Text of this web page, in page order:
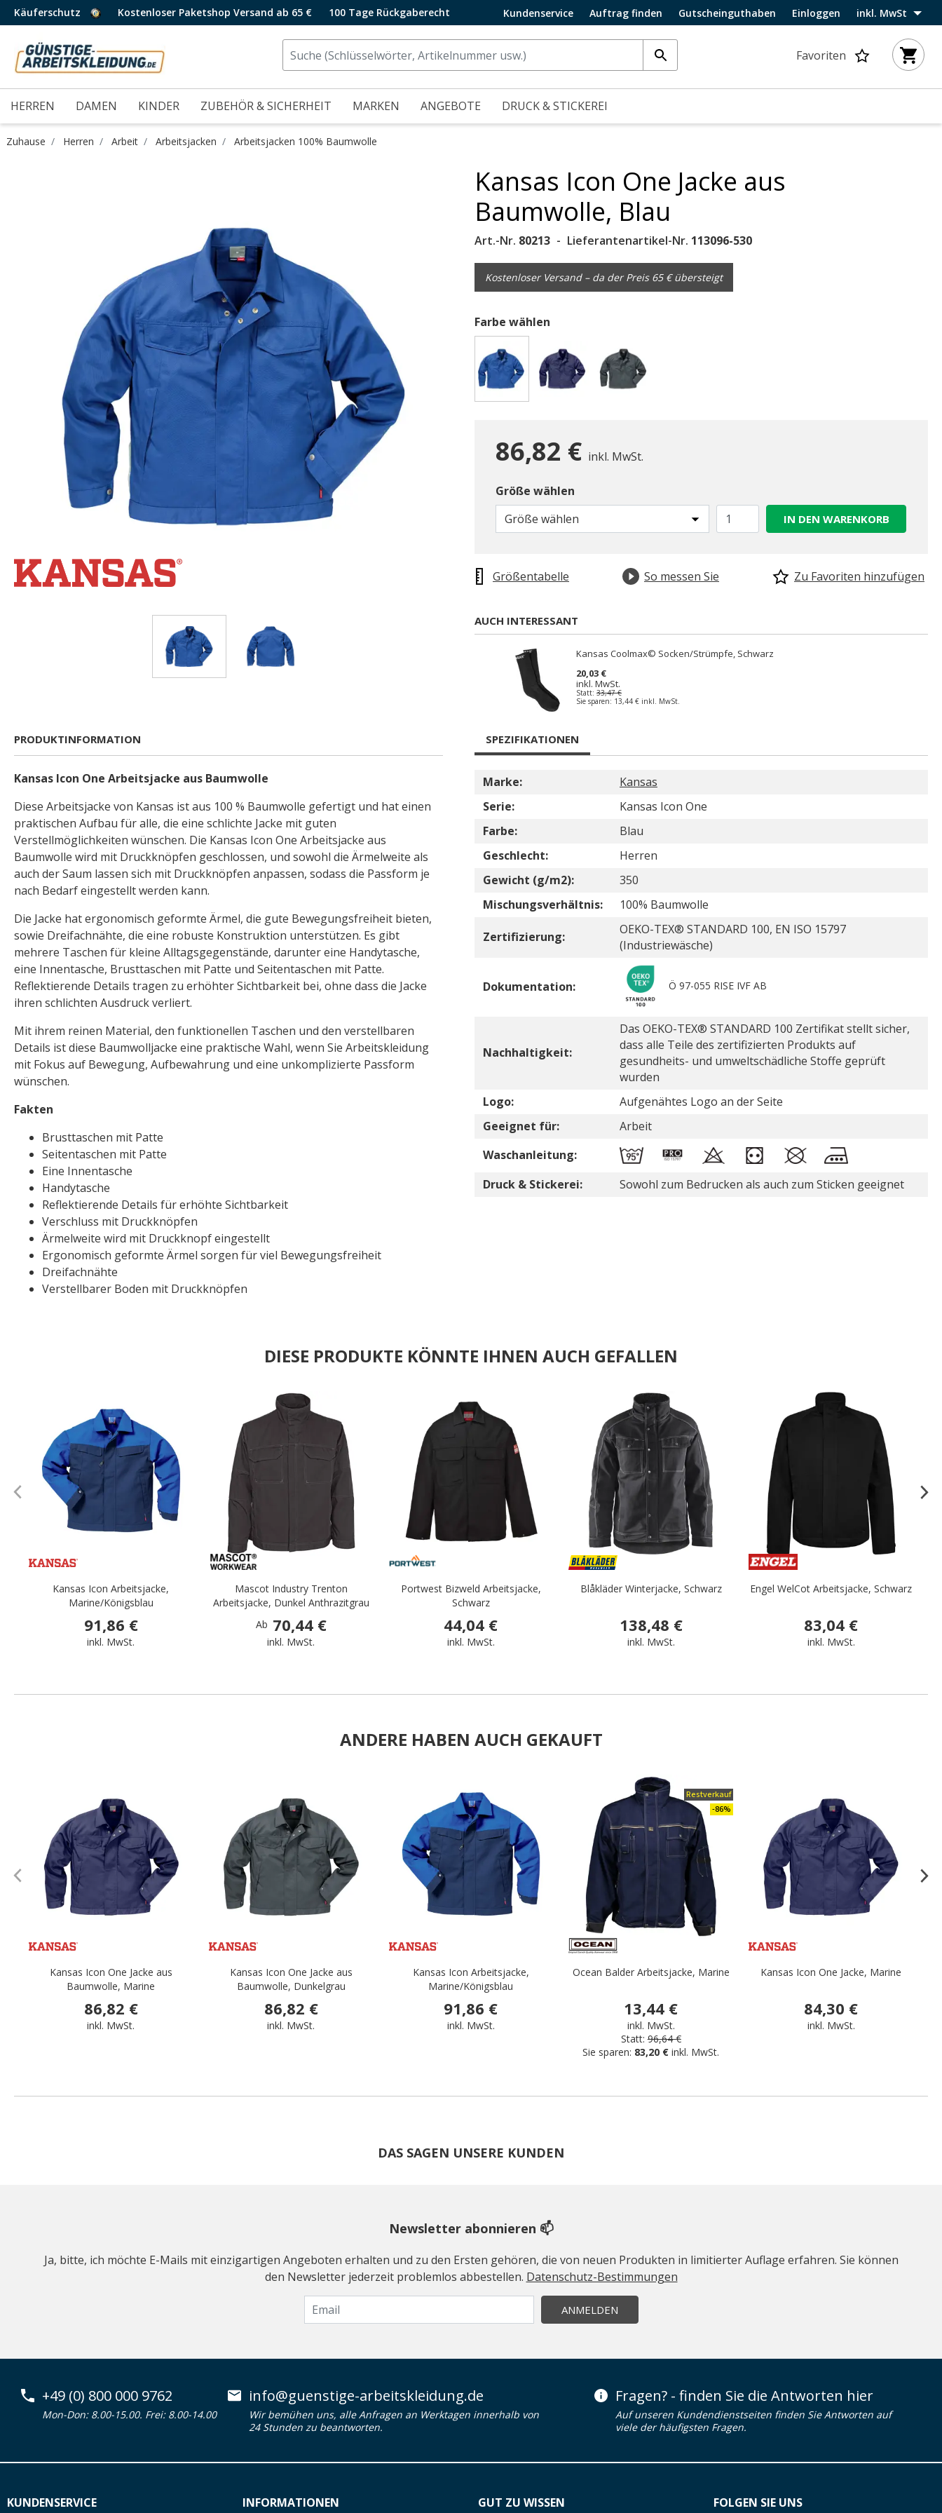
Käuferschutz Kostenloser Paketshop Versand ab 65 € 100 Tage Rückgaberecht Kundenservice Auftrag finden Gutscheinguthaben Einloggen inkl. MwSt
Favoriten
HERREN DAMEN KINDER ZUBEHÖR & SICHERHEIT MARKEN ANGEBOTE DRUCK & STICKEREI
Zuhause Herren Arbeit Arbeitsjacken Arbeitsjacken 100% Baumwolle
Kansas Icon One Jacke aus
Baumwolle, Blau
Art.-Nr. 80213 Lieferantenartikel-Nr. 113096-530
Kostenloser Versand – da der Preis 65 € übersteigt
Farbe wählen
86,82 € inkl. MwSt.
Größe wählen
Größe wählen
IN DEN WARENKORB
Größentabelle So messen Sie Zu Favoriten hinzufügen
AUCH INTERESSANT
Kansas Coolmax© Socken/Strümpfe, Schwarz
20,03 €
inkl. MwSt.
Statt: 33,47 €
Sie sparen: 13,44 € inkl. MwSt.
PRODUKTINFORMATION
Kansas Icon One Arbeitsjacke aus Baumwolle
Diese Arbeitsjacke von Kansas ist aus 100 % Baumwolle gefertigt und hat einen
praktischen Aufbau für alle, die eine schlichte Jacke mit guten
Verstellmöglichkeiten wünschen. Die Kansas Icon One Arbeitsjacke aus
Baumwolle wird mit Druckknöpfen geschlossen, und sowohl die Ärmelweite als
auch der Saum lassen sich mit Druckknöpfen anpassen, sodass die Passform je
nach Bedarf eingestellt werden kann.
Die Jacke hat ergonomisch geformte Ärmel, die gute Bewegungsfreiheit bieten,
sowie Dreifachnähte, die eine robuste Konstruktion unterstützen. Es gibt
mehrere Taschen für kleine Alltagsgegenstände, darunter eine Handytasche,
eine Innentasche, Brusttaschen mit Patte und Seitentaschen mit Patte.
Reflektierende Details tragen zu erhöhter Sichtbarkeit bei, ohne dass die Jacke
ihren schlichten Ausdruck verliert.
Mit ihrem reinen Material, den funktionellen Taschen und den verstellbaren
Details ist diese Baumwolljacke eine praktische Wahl, wenn Sie Arbeitskleidung
mit Fokus auf Bewegung, Aufbewahrung und eine unkomplizierte Passform
wünschen.
Fakten
Brusttaschen mit Patte
Seitentaschen mit Patte
Eine Innentasche
Handytasche
Reflektierende Details für erhöhte Sichtbarkeit
Verschluss mit Druckknöpfen
Ärmelweite wird mit Druckknopf eingestellt
Ergonomisch geformte Ärmel sorgen für viel Bewegungsfreiheit
Dreifachnähte
Verstellbarer Boden mit Druckknöpfen
SPEZIFIKATIONEN
Marke:
Kansas
Serie:
Kansas Icon One
Farbe:
Blau
Geschlecht:
Herren
Gewicht (g/m2):
350
Mischungsverhältnis:
100% Baumwolle
Zertifizierung:
OEKO-TEX® STANDARD 100, EN ISO 15797
(Industriewäsche)
Dokumentation: Ö 97-055 RISE IVF AB
Nachhaltigkeit:
Das OEKO-TEX® STANDARD 100 Zertifikat stellt sicher,
dass alle Teile des zertifizierten Produkts auf
gesundheits- und umweltschädliche Stoffe geprüft
wurden
Logo:
Aufgenähtes Logo an der Seite
Geeignet für:
Arbeit
Waschanleitung:
Druck & Stickerei:
Sowohl zum Bedrucken als auch zum Sticken geeignet
DIESE PRODUKTE KÖNNTE IHNEN AUCH GEFALLEN
Kansas Icon Arbeitsjacke,
Marine/Königsblau
91,86 €
inkl. MwSt.
Mascot Industry Trenton
Arbeitsjacke, Dunkel Anthrazitgrau
Ab 70,44 €
inkl. MwSt.
Portwest Bizweld Arbeitsjacke,
Schwarz
44,04 €
inkl. MwSt.
Blåkläder Winterjacke, Schwarz
138,48 €
inkl. MwSt.
Engel WelCot Arbeitsjacke, Schwarz
83,04 €
inkl. MwSt.
ANDERE HABEN AUCH GEKAUFT
Kansas Icon One Jacke aus
Baumwolle, Marine
86,82 €
inkl. MwSt.
Kansas Icon One Jacke aus
Baumwolle, Dunkelgrau
86,82 €
inkl. MwSt.
Kansas Icon Arbeitsjacke,
Marine/Königsblau
91,86 €
inkl. MwSt.
Restverkauf
-86%
Ocean Balder Arbeitsjacke, Marine
13,44 €
inkl. MwSt.
Statt: 96,64 €
Sie sparen: 83,20 € inkl. MwSt.
Kansas Icon One Jacke, Marine
84,30 €
inkl. MwSt.
DAS SAGEN UNSERE KUNDEN
Newsletter abonnieren 📫
Ja, bitte, ich möchte E-Mails mit einzigartigen Angeboten erhalten und zu den Ersten gehören, die von neuen Produkten in limitierter Auflage erfahren. Sie können
den Newsletter jederzeit problemlos abbestellen. Datenschutz-Bestimmungen
ANMELDEN
+49 (0) 800 000 9762
Mon-Don: 8.00-15.00. Frei: 8.00-14.00
info@guenstige-arbeitskleidung.de
Wir bemühen uns, alle Anfragen an Werktagen innerhalb von
24 Stunden zu beantworten.
Fragen? - finden Sie die Antworten hier
Auf unseren Kundendienstseiten finden Sie Antworten auf
viele der häufigsten Fragen.
KUNDENSERVICE INFORMATIONEN GUT ZU WISSEN FOLGEN SIE UNS